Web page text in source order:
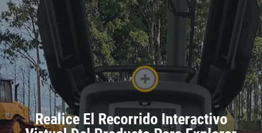
Realice El Recorrido Interactivo